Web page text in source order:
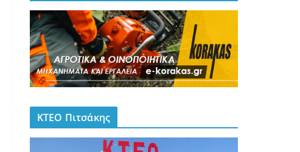
ΚΤΕΟ Πιτσάκης